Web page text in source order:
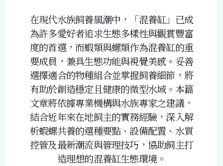
在現代水族飼養風潮中，「混養缸」已成
為許多愛好者追求生態多樣性與觀賞豐富
度的首選，而蝦類與螺類作為混養缸的重
要成員，兼具生態功能與視覺美感。妥善
選擇適合的物種組合並掌握飼養細節，將
有助於創造穩定且健康的微型水域。本篇
文章將依據專業機構與水族專家之建議，
結合近年來在地飼主的實務經驗，深入解
析蝦螺共養的選種要點、設備配置、水質
控管及最新潮流與管理技巧，協助飼主打
造理想的混養缸生態環境。